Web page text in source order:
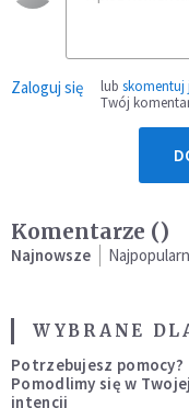
Zaloguj się lub skomentuj
Twój
Komentarze ()
Najnowsze
WYBRANE
Potrzebujesz pomocy?
Pomodlimy się w Twojej
intencji